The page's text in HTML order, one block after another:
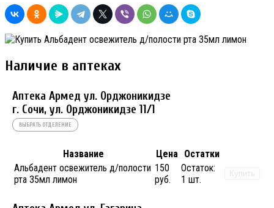
Наличие в аптеках
Аптека Армед ул. Орджоникидзе
г. Сочи, ул. Орджоникидзе 11/1
ВЫБРАТЬ ОТДЕЛЕНИЕ
Название Цена
Остатки
Альбадент освежитель д/полости
рта 35мл лимон
150
руб.
Остаток:
1 шт.
Купить